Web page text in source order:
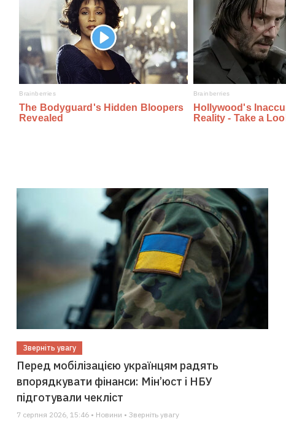
Зверніть увагу
Перед мобілізацією українцям радять
впорядкувати фінанси: Мін’юст і НБУ
підготували чекліст
7 серпня 2026, 15:46 • Новини • Зверніть увагу